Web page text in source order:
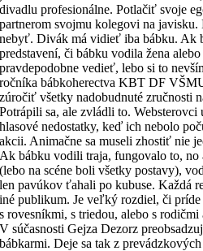
divadlu profesionálne. Potlačiť svoje
partnerom svojmu kolegovi na
nebyť. Divák má vidieť iba bábku. Ak
predstavení, či bábku vodila žena
pravdepodobne vedieť, lebo si to
ročníka bábkoherectva KBT DF
zúročiť všetky nadobudnuté zručnosti
Potrápili sa, ale zvládli to.
hlasové nedostatky, keď ich nebolo
akcii. Animačne sa museli zhostiť nie
Ak bábku vodili traja, fungovalo to, no
(lebo na scéne boli všetky postavy),
len pavúkov ťahali po kubuse. Každá
iné publikum. Je veľký rozdiel, či príde
s rovesníkmi, s triedou, alebo s rodičmi
V súčasnosti Gejza Dezorz
bábkarmi. Deje sa tak z